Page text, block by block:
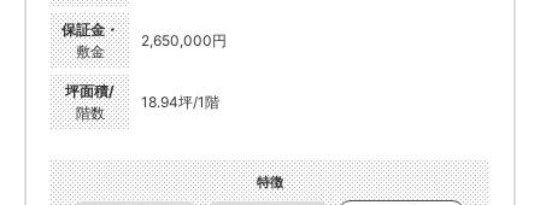
保証金・
敷金
2,650,000円
坪面積/
階数
18.94坪/1階
特徴